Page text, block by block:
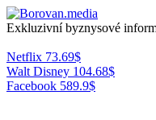
Exkluzivní byznysové
Netflix 73.69$
Walt Disney 104.68$
Facebook 589.9$